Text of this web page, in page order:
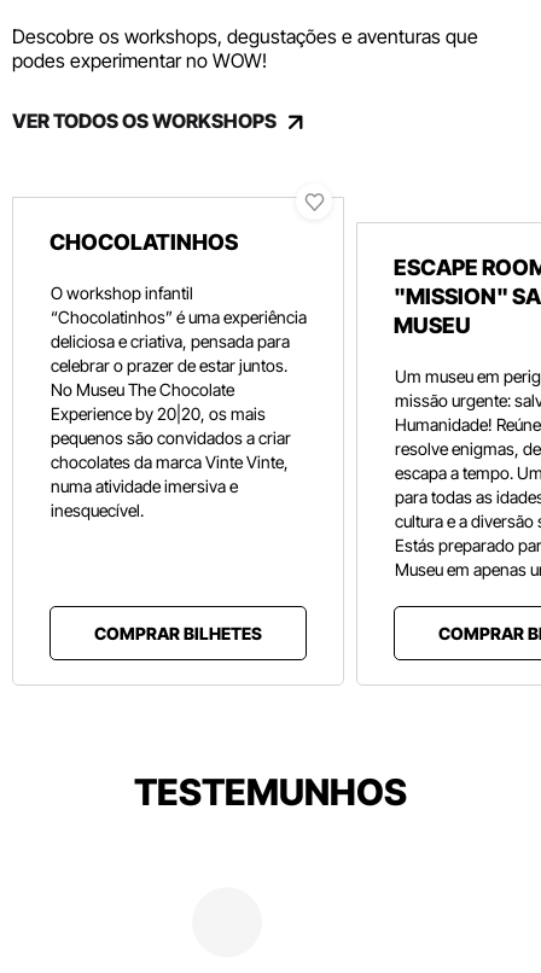
Descobre os workshops, degustações e aventuras que
podes experimentar no WOW!
VER TODOS OS WORKSHOPS
CHOCOLATINHOS
O workshop infantil
“Chocolatinhos” é uma experiência
deliciosa e criativa, pensada para
celebrar o prazer de estar juntos.
No Museu The Chocolate
Experience by 20|20, os mais
pequenos são convidados a criar
chocolates da marca Vinte Vinte,
numa atividade imersiva e
inesquecível.
COMPRAR BILHETES
ESCAPE
"MISSION"
MUSEU
Um museu em
missão urgente:
Humanidade!
resolve enigmas,
escapa a tempo.
para todas as
cultura e a diversão
Estás preparado
Museu em apenas
COMPRAR
TESTEMUNHOS